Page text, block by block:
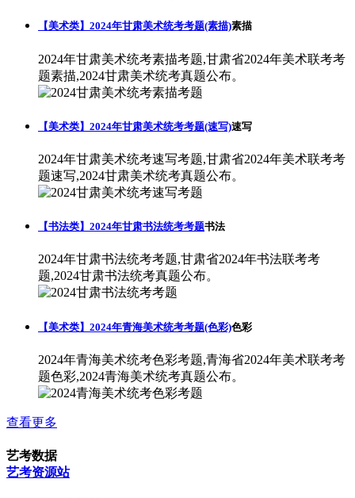
【美术类】2024年甘肃美术统考考题(素描)素描
2024年甘肃美术统考素描考题,甘肃省2024年美术联考考
题素描,2024甘肃美术统考真题公布。
【美术类】2024年甘肃美术统考考题(速写)速写
2024年甘肃美术统考速写考题,甘肃省2024年美术联考考
题速写,2024甘肃美术统考真题公布。
【书法类】2024年甘肃书法统考考题书法
2024年甘肃书法统考考题,甘肃省2024年书法联考考
题,2024甘肃书法统考真题公布。
【美术类】2024年青海美术统考考题(色彩)色彩
2024年青海美术统考色彩考题,青海省2024年美术联考考
题色彩,2024青海美术统考真题公布。
查看更多
艺考数据
艺考资源站